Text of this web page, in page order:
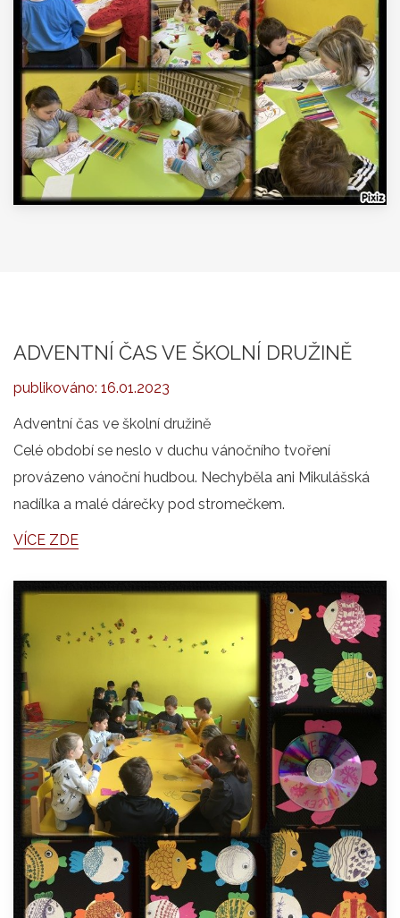
ADVENTNÍ ČAS VE ŠKOLNÍ DRUŽINĚ
publikováno: 16.01.2023
Adventní čas ve školní družině
Celé období se neslo v duchu vánočního tvoření
provázeno vánoční hudbou. Nechyběla ani Mikulášská
nadílka a malé dárečky pod stromečkem.
VÍCE ZDE